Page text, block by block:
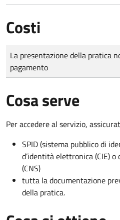
Costi
Tipo di pagamento
Importo
La presentazione della pratica
pagamento
Cosa serve
Per accedere al servizio,
SPID (sistema pubblico di
d’identità elettronica (CIE)
(CNS)
tutta la documentazione
della pratica.